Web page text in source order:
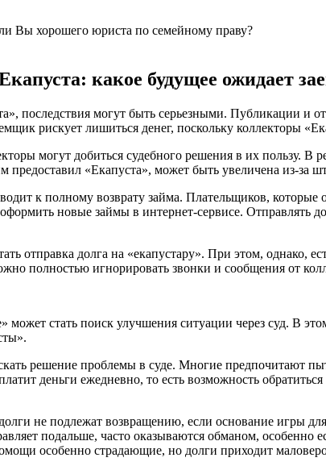
Вы хорошего юриста по семейному праву?
какое будущее ожидает
последствия могут быть серьезными. Публикации и
рискует лишиться денег, поскольку коллекторы
могут добиться судебного решения в их пользу. В
предоставил «Екапуста», может быть увеличена из-
к полному возврату займа. Плательщиков,
новые займы в интернет-сервисе. Отправлять
отправка долга на «екапустару». При этом, однако,
полностью игнорировать звонки и сообщения от
стать поиск улучшения ситуации через суд. В
решение проблемы в суде. Многие предпочитают
деньги ежедневно, то есть возможность
не подлежат возвращению, если основание игры
подальше, часто оказываются обманом, особенно
особенно страдающие, но долги приходит